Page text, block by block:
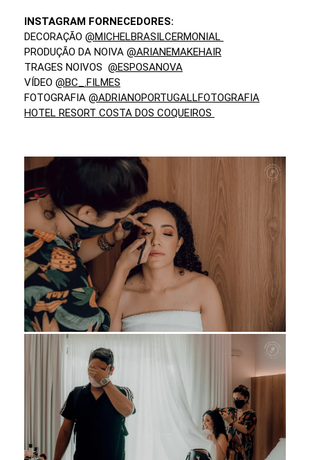
INSTAGRAM FORNECEDORES:
DECORAÇÃO @MICHELBRASILCERMONIAL
PRODUÇÃO DA NOIVA @ARIANEMAKEHAIR
TRAGES NOIVOS @ESPOSANOVA
VÍDEO @BC_.FILMES
FOTOGRAFIA @ADRIANOPORTUGALLFOTOGRAFIA
HOTEL RESORT COSTA DOS COQUEIROS